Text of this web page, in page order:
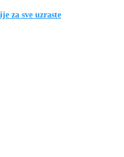
za sve uzraste